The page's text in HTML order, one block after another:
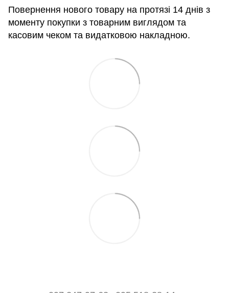
Повернення нового товару на протязі 14 днів з
моменту покупки з товарним виглядом та
касовим чеком та видатковою накладною.